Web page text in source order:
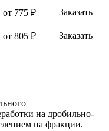
от 775 ₽
Заказать
от 805 ₽ Заказать
на дробильно-
на фракции.